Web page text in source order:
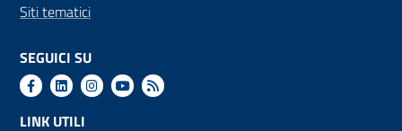
Siti tematici
SEGUICI SU
LINK UTILI